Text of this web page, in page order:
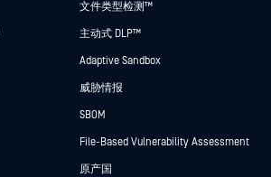
文件类型检测™
主动式 DLP™
Adaptive Sandbox
威胁情报
SBOM
File-Based Vulnerability Assessment
原产国